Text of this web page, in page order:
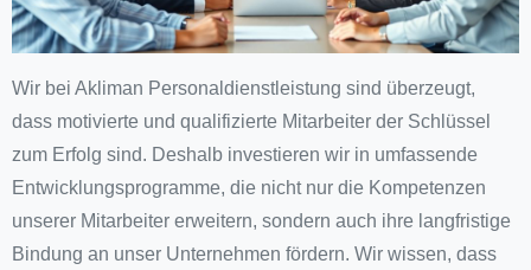
Wir bei Akliman Personaldienstleistung sind überzeugt,
dass motivierte und qualifizierte Mitarbeiter der Schlüssel
zum Erfolg sind. Deshalb investieren wir in umfassende
Entwicklungsprogramme, die nicht nur die Kompetenzen
unserer Mitarbeiter erweitern, sondern auch ihre langfristige
Bindung an unser Unternehmen fördern. Wir wissen, dass